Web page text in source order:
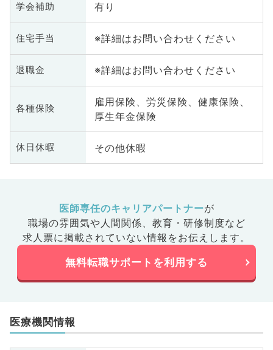
学会補助 有り
住宅手当 ※詳細はお問い合わせください
退職金 ※詳細はお問い合わせください
各種保険
雇用保険、労災保険、健康保険、
厚生年金保険
休日休暇 その他休暇
医師専任のキャリアパートナーが
職場の雰囲気や人間関係、 教育・研修制度など
求人票に掲載されていない情報をお伝えします。
無料転職サポートを利用する
医療機関情報